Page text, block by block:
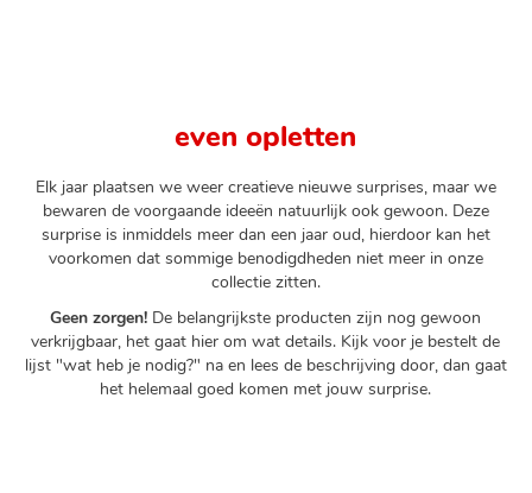
even opletten
Elk jaar plaatsen we weer creatieve nieuwe surprises, maar we
bewaren de voorgaande ideeën natuurlijk ook gewoon. Deze
surprise is inmiddels meer dan een jaar oud, hierdoor kan het
voorkomen dat sommige benodigdheden niet meer in onze
collectie zitten.
Geen zorgen! De belangrijkste producten zijn nog gewoon
verkrijgbaar, het gaat hier om wat details. Kijk voor je bestelt de
lijst "wat heb je nodig?" na en lees de beschrijving door, dan gaat
het helemaal goed komen met jouw surprise.